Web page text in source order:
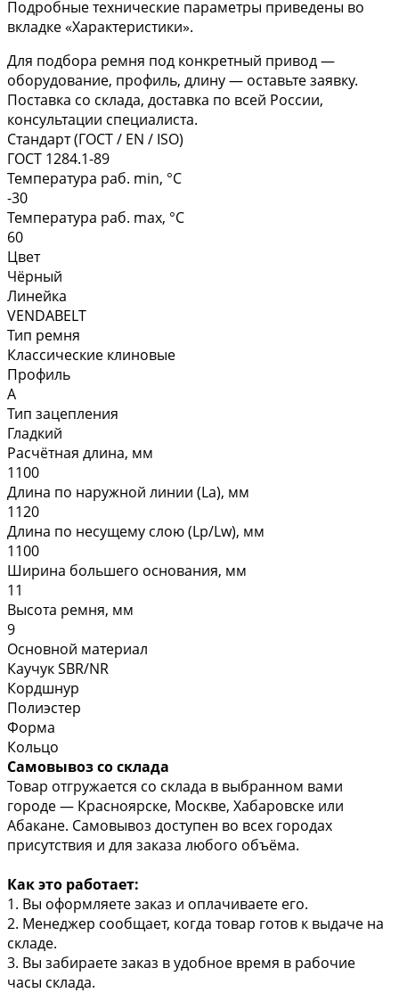
Подробные технические параметры приведены во
вкладке «Характеристики».
Для подбора ремня под конкретный привод —
оборудование, профиль, длину — оставьте заявку.
Поставка со склада, доставка по всей России,
консультации специалиста.
Стандарт (ГОСТ / EN / ISO)
ГОСТ 1284.1-89
Температура раб. min, °C
-30
Температура раб. max, °C
60
Цвет
Чёрный
Линейка
VENDABELT
Тип ремня
Классические клиновые
Профиль
A
Тип зацепления
Гладкий
Расчётная длина, мм
1100
Длина по наружной линии (La), мм
1120
Длина по несущему слою (Lp/Lw), мм
1100
Ширина большего основания, мм
11
Высота ремня, мм
9
Основной материал
Каучук SBR/NR
Кордшнур
Полиэстер
Форма
Кольцо
Самовывоз со склада
Товар отгружается со склада в выбранном вами
городе — Красноярске, Москве, Хабаровске или
Абакане. Самовывоз доступен во всех городах
присутствия и для заказа любого объёма.
Как это работает:
1. Вы оформляете заказ и оплачиваете его.
2. Менеджер сообщает, когда товар готов к выдаче на
складе.
3. Вы забираете заказ в удобное время в рабочие
часы склада.